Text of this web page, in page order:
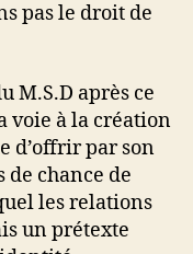
pas le droit de
M.S.D après ce
voie à la création
d’offrir par son
chance de
les relations
un prétexte